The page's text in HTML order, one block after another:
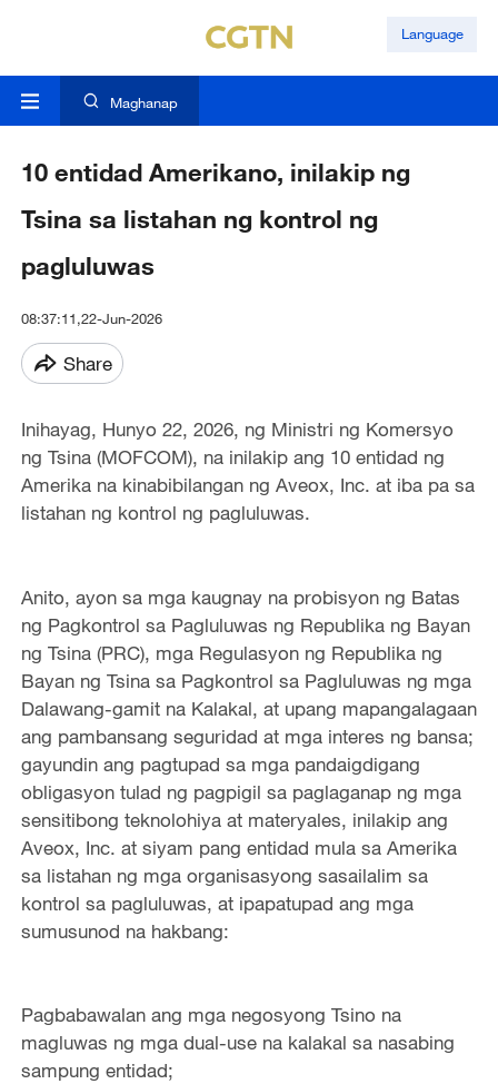
Language
Maghanap
10 entidad Amerikano, inilakip ng
Tsina sa listahan ng kontrol ng
pagluluwas
08:37:11,22-Jun-2026
Share
Inihayag, Hunyo 22, 2026, ng Ministri ng Komersyo
ng Tsina (MOFCOM), na inilakip ang 10 entidad ng
Amerika na kinabibilangan ng Aveox, Inc. at iba pa sa
listahan ng kontrol ng pagluluwas.
Anito, ayon sa mga kaugnay na probisyon ng Batas
ng Pagkontrol sa Pagluluwas ng Republika ng Bayan
ng Tsina (PRC), mga Regulasyon ng Republika ng
Bayan ng Tsina sa Pagkontrol sa Pagluluwas ng mga
Dalawang-gamit na Kalakal, at upang mapangalagaan
ang pambansang seguridad at mga interes ng bansa;
gayundin ang pagtupad sa mga pandaigdigang
obligasyon tulad ng pagpigil sa paglaganap ng mga
sensitibong teknolohiya at materyales, inilakip ang
Aveox, Inc. at siyam pang entidad mula sa Amerika
sa listahan ng mga organisasyong sasailalim sa
kontrol sa pagluluwas, at ipapatupad ang mga
sumusunod na hakbang:
Pagbabawalan ang mga negosyong Tsino na
magluwas ng mga dual-use na kalakal sa nasabing
sampung entidad;